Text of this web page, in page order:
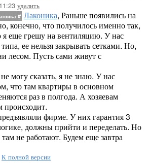
удалить
# Лаконика, Раньше появились на
конечно, что получилось именно так,
еще грешу на вентиляцию. У нас
ее нельзя закрывать сетками. Но,
лесом. Пусть сами живут с
могу сказать, я не знаю. У нас
что там квартиры в основном
раз в полгода. А хозяевам
происходит.
фирме. У них гарантия 3
должны прийти и переделать. Но
не работают. Будем еще завтра
К полной версии